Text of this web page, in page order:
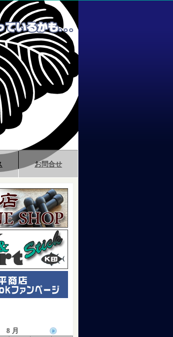
お問合せ
8 月